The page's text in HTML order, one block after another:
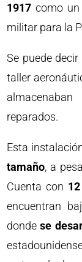
1917 como
militar para la
Se puede
taller
reparados.
Esta
tamaño, a
Cuenta con
encuentran
dondese